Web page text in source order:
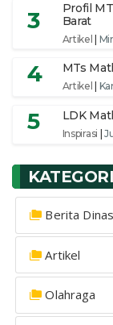
3
Profil
Barat
Artikel
4 MTs
Artikel
5 LDK
Inspirasi |
KATEGORI
Berita Dinas
Artikel
Olahraga